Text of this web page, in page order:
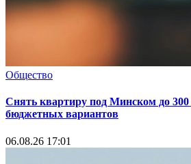
Общество
Снять квартиру под Минском до
бюджетных вариантов
06.08.26 17:01